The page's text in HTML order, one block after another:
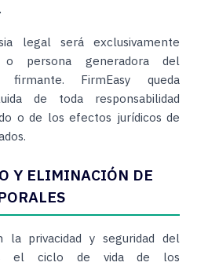
legal será exclusivamente
persona generadora del
FirmEasy queda
de toda responsabilidad
o de los efectos jurídicos de
Y ELIMINACIÓN DE
la privacidad y seguridad del
el ciclo de vida de los